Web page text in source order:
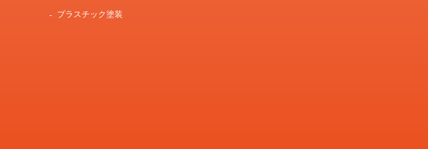
プラスチック塗装